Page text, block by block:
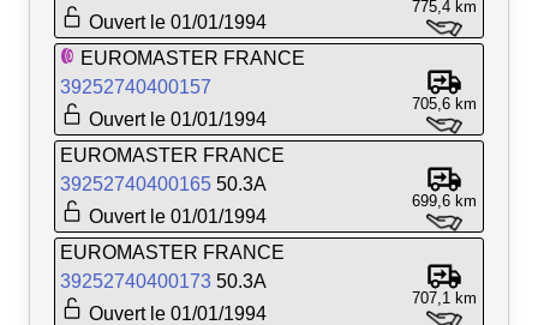
Ouvert le 01/01/1994
775,4 km
EUROMASTER FRANCE
39252740400157
Ouvert le 01/01/1994
705,6 km
EUROMASTER FRANCE
39252740400165 50.3A
Ouvert le 01/01/1994
699,6 km
EUROMASTER FRANCE
39252740400173 50.3A
Ouvert le 01/01/1994
707,1 km